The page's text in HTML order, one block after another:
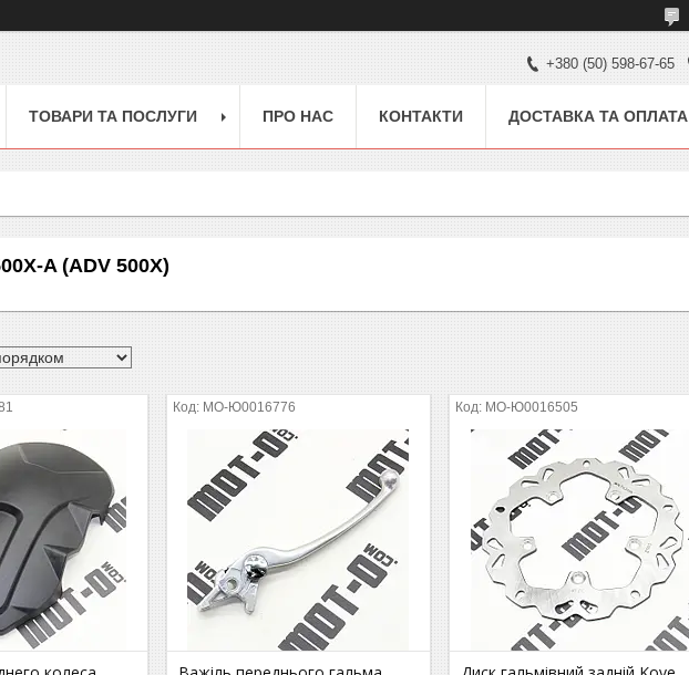
+380 (50) 598-67-65
ТОВАРИ ТА ПОСЛУГИ ПРО НАС КОНТАКТИ ДОСТАВКА ТА ОПЛАТА
A (ADV 500X)
MO-Ю0016776 MO-Ю0016505